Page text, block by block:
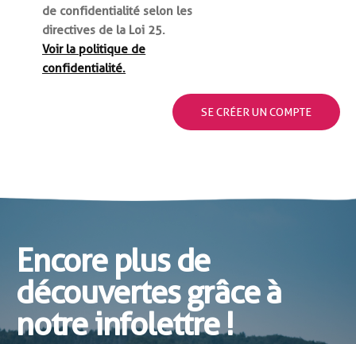
de confidentialité selon les
directives de la Loi 25.
Voir la politique de
confidentialité.
Encore plus de
découvertes grâce à
notre infolettre !